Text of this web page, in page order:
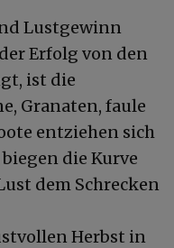
Lustgewinn
Erfolg von den
ist die
Granaten, faule
entziehen sich
die Kurve
dem Schrecken
Herbst in